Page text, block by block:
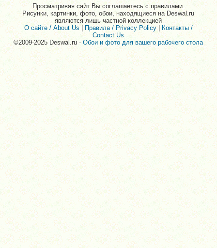
Просматривая сайт Вы соглашаетесь с правилами.
Рисунки, картинки, фото, обои, находящиеся на Deswal.ru
являются лишь частной коллекцией
О сайте / About Us |Правила / Privacy Policy| Контакты /
Contact Us
©2009-2025 Deswal.ru -Обои и фото для вашего рабочего стола